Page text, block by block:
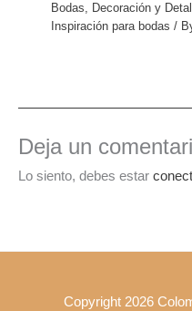
Bodas, Decoración y
Inspiración para bodas /
Deja un
Lo siento, debes estar
Copyright 2026